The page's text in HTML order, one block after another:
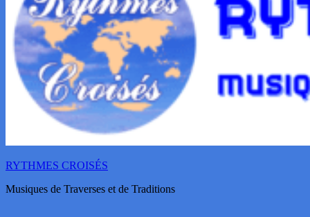
RYTHMES CROISÉS
Musiques de Traverses et de Traditions